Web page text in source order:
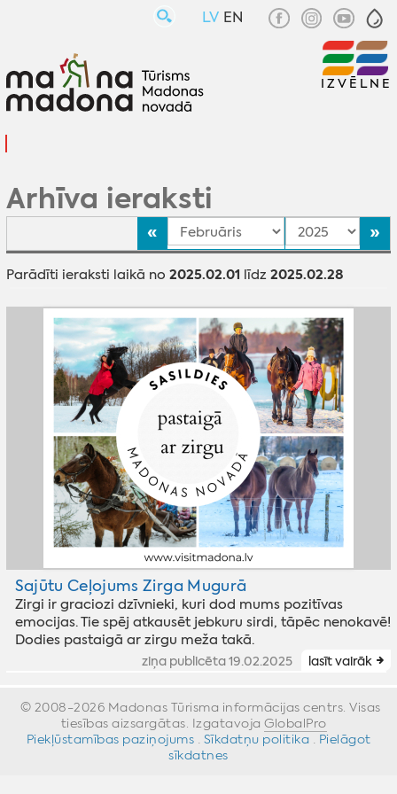
LV EN
IZVĒLNE
Arhīva ieraksti
« »
Parādīti ieraksti laikā no 2025.02.01 līdz 2025.02.28
Sajūtu Ceļojums Zirga Mugurā
Zirgi ir graciozi dzīvnieki, kuri dod mums pozitīvas
emocijas. Tie spēj atkausēt jebkuru sirdi, tāpēc nenokavē!
Dodies pastaigā ar zirgu meža takā.
ziņa publicēta 19.02.2025 lasīt vairāk
© 2008-2026 Madonas Tūrisma informācijas centrs. Visas
tiesības aizsargātas. Izgatavoja GlobalPro
Piekļūstamības paziņojums · Sīkdatņu politika · Pielāgot
sīkdatnes